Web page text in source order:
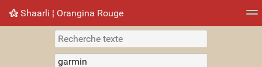
Shaarli ¦ Orangina Rouge
Nuage de tags Mur d'images